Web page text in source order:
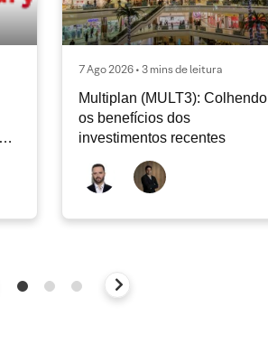
7 Ago 2026 • 3 mins de leitura
Multiplan (MULT3): Colhendo
os benefícios dos
investimentos recentes